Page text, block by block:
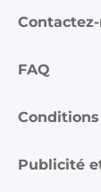
FAQ
Publicité